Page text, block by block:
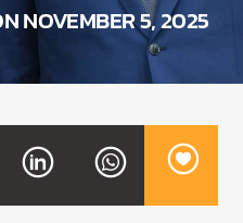
NOVEMBER 5, 2025